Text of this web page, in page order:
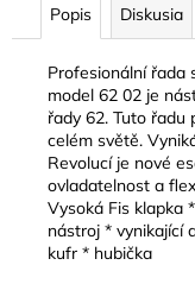
Popis Diskusia
Profesionální řada
model 62 02 je
řady 62. Tuto řadu
celém světě.
Revolucí je nové
ovladatelnost a
Vysoká Fis klapka
nástroj * vynikající
kufr * hubička
e
STAGG
BATON
BOX
PUZDRO
NA
DIRIGENTSKÚ
TAKTOVKU